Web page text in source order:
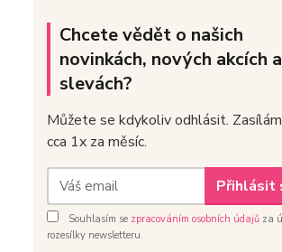
Chcete vědět o našich
novinkách, nových akcích a
slevách?
Můžete se kdykoliv odhlásit.
cca 1x za měsíc.
Přihlásit
Souhlasím se zpracováním osobních údajů za
rozesílky newsletteru.